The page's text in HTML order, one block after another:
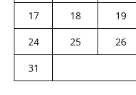
17
18 19
24
25 26
31